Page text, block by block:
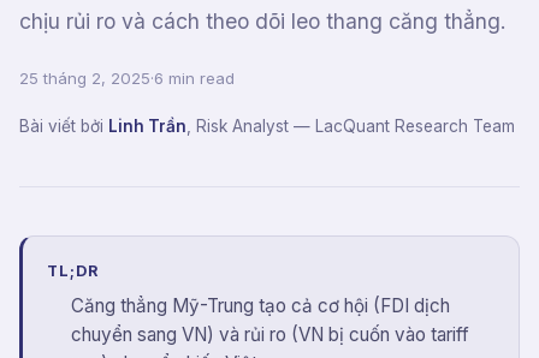
chịu rủi ro và cách theo dõi leo thang căng thẳng.
25 tháng 2, 2025·6 min read
Bài viết bởi Linh Trần Risk Analyst — LacQuant Research Team
TL;DR
Căng thẳng Mỹ-Trung tạo cả cơ hội (FDI dịch
chuyển sang VN) và rủi ro (VN bị cuốn vào tariff